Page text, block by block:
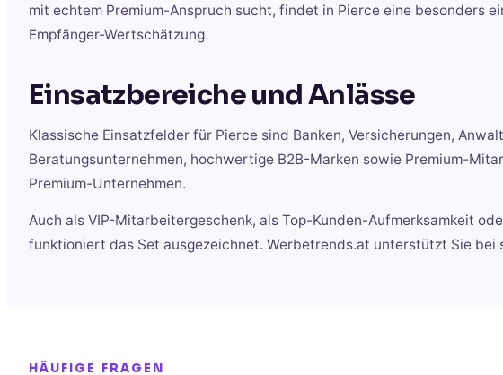
mit echtem Premium-Anspruch sucht, findet in Pierce eine besonders
Empfänger-Wertschätzung.
Einsatzbereiche und Anlässe
Klassische Einsatzfelder für Pierce sind Banken, Versicherungen,
Beratungsunternehmen, hochwertige B2B-Marken sowie Premium-
Premium-Unternehmen.
Auch als VIP-Mitarbeitergeschenk, als Top-Kunden-Aufmerksamkeit
funktioniert das Set ausgezeichnet. Werbetrends.at unterstützt Sie bei
HÄUFIGE FRAGEN